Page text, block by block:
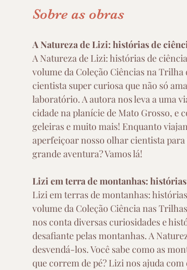
Sobre as obras
A Natureza de Lizi: histórias de
A Natureza de Lizi: histórias de
volume da Coleção Ciências na
cientista super curiosa que não só
laboratório. A autora nos leva a uma
cidade na planície de Mato Grosso, e
geleiras e muito mais! Enquanto
aperfeiçoar nosso olhar cientista para
grande aventura? Vamos lá!
Lizi em terra de montanhas:
Lizi em terras de montanhas:
volume da Coleção Ciência nas
nos conta diversas curiosidades e
desafiante pelas montanhas. A
desvendá-los. Você sabe como as
que correm de pé? Lizi nos ajuda com